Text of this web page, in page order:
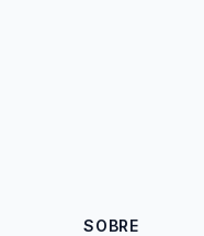
SOBRE